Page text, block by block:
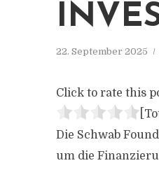
22. September 2025
Click to rate this
Die Schwab
um die